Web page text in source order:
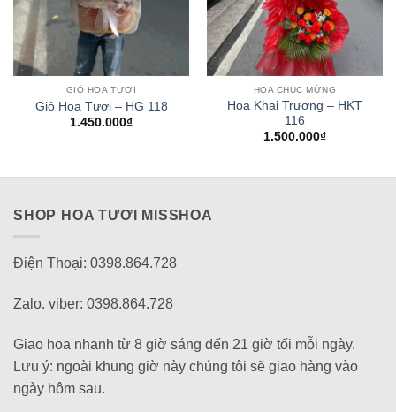
GIỎ HOA TƯƠI
Giỏ Hoa Tươi – HG 118
1.450.000₫
HOA CHÚC MỪNG
Hoa Khai Trương – HKT
116
1.500.000₫
SHOP HOA TƯƠI MISSHOA
Điện Thoại: 0398.864.728
Zalo. viber: 0398.864.728
Giao hoa nhanh từ 8 giờ sáng đến 21 giờ tối mỗi ngày.
Lưu ý: ngoài khung giờ này chúng tôi sẽ giao hàng vào
ngày hôm sau.